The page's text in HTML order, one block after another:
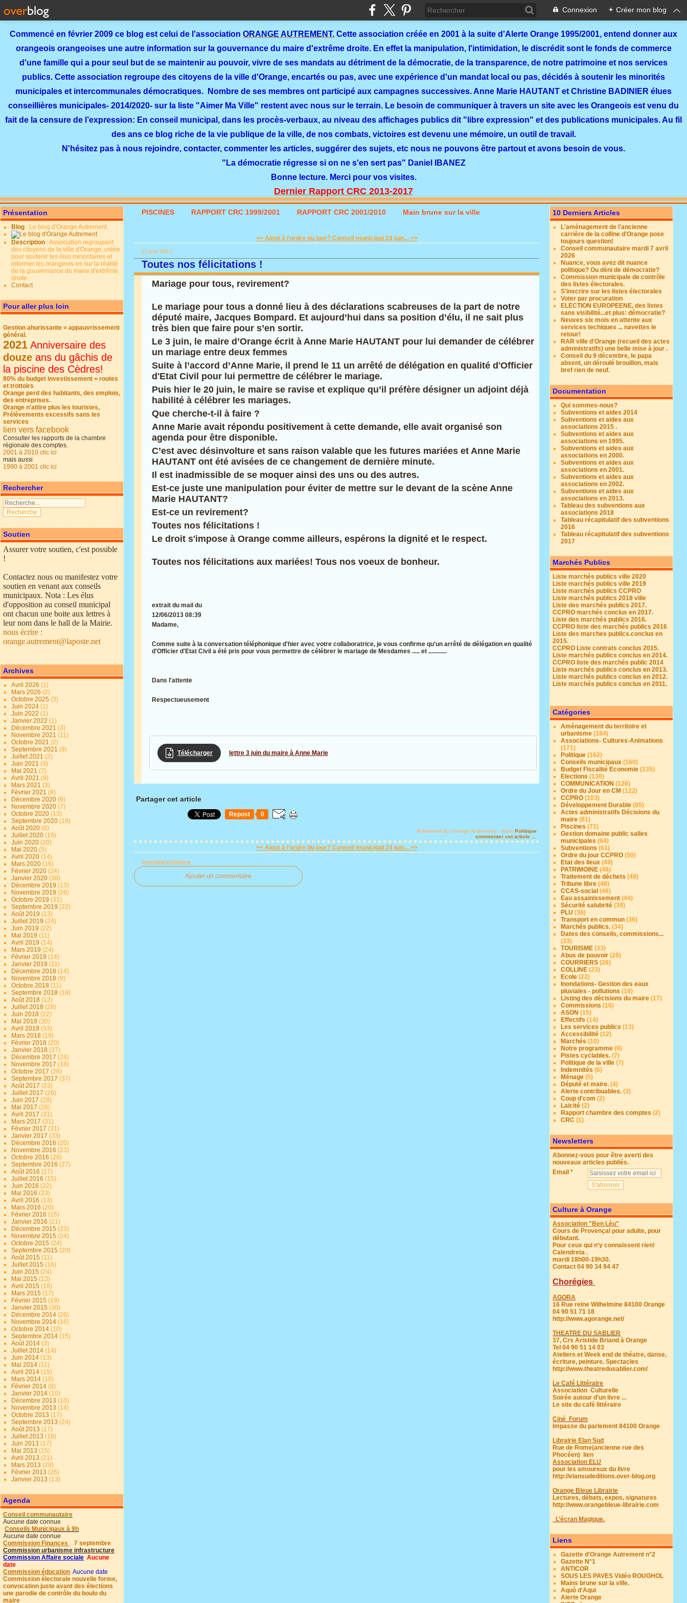
Connexion + Créer mon blog
Commencé en février 2009 ce blog est celui de l'association ORANGE AUTREMENT. Cette association créée en 2001 à la suite d'Alerte Orange 1995/2001, entend donner aux
orangeois orangeoises une autre information sur la gouvernance du maire d'extrême droite. En effet la manipulation, l'intimidation, le discrédit sont le fonds de commerce
d'une famille qui a pour seul but de se maintenir au pouvoir, vivre de ses mandats au détriment de la démocratie, de la transparence, de notre patrimoine et nos services
publics. Cette association regroupe des citoyens de la ville d'Orange, encartés ou pas, avec une expérience d'un mandat local ou pas, décidés à soutenir les minorités
municipales et intercommunales démocratiques. Nombre de ses membres ont participé aux campagnes successives. Anne Marie HAUTANT et Christine BADINIER élues
conseillières municipales- 2014/2020- sur la liste "Aimer Ma Ville" restent avec nous sur le terrain. Le besoin de communiquer à travers un site avec les Orangeois est venu du
fait de la censure de l’expression: En conseil municipal, dans les procès-verbaux, au niveau des affichages publics dit "libre expression" et des publications municipales. Au fil
des ans ce blog riche de la vie publique de la ville, de nos combats, victoires est devenu une mémoire, un outil de travail.
N'hésitez pas à nous rejoindre, contacter, commenter les articles, suggérer des sujets, etc nous ne pouvons être partout et avons besoin de vous.
"La démocratie régresse si on ne s'en sert pas" Daniel IBANEZ
Bonne lecture. Merci pour vos visites.
Dernier Rapport CRC 2013-2017
Présentation
Blog : Le blog d'Orange Autrement
Description : Association regroupant
des citoyens de la ville d'Orange, créée
pour soutenir les élus minoritaires et
informer les orangeois-es sur la réalité
de la gouvernance du maire d'extrême
droite.
Contact
Pour aller plus loin
Gestion ahurissante = appauvrissement
général.
2021 Anniversaire des
douze ans du gâchis de
la piscine des Cèdres!
80% du budget investissement = routes
et trottoirs
Orange perd des habitants, des emplois,
des entreprises.
Orange n'attire plus les touristes,
Prélèvements excessifs sans les
services
lien vers facebook
Consulter les rapports de la chambre
régionale des comptes.
2001 à 2010 clic ici
mais aussi
1990 à 2001 clic ici
Rechercher
Soutien
Assurer votre soutien, c'est possible
!
Contactez nous ou manifestez votre
soutien en venant aux conseils
municipaux. Nota : Les élus
d'opposition au conseil municipal
ont chacun une boite aux lettres à
leur nom dans le hall de la Mairie.
nous écrire :
orange.autrement@laposte.net
Archives
Avril 2026(1)
Mars 2026(2)
Octobre 2025(3)
Juin 2024(1)
Juin 2022(1)
Janvier 2022(1)
Décembre 2021(3)
Novembre 2021(11)
Octobre 2021(2)
Septembre 2021(9)
Juillet 2021(2)
Juin 2021(3)
Mai 2021(7)
Avril 2021(9)
Mars 2021(3)
Février 2021(8)
Décembre 2020(9)
Novembre 2020(7)
Octobre 2020(13)
Septembre 2020(18)
Août 2020(6)
Juillet 2020(19)
Juin 2020(20)
Mai 2020(5)
Avril 2020(14)
Mars 2020(16)
Février 2020(24)
Janvier 2020(38)
Décembre 2019(13)
Novembre 2019(26)
Octobre 2019(31)
Septembre 2019(22)
Août 2019(13)
Juillet 2019(24)
Juin 2019(22)
Mai 2019(11)
Avril 2019(14)
Mars 2019(24)
Février 2019(14)
Janvier 2019(11)
Décembre 2018(14)
Novembre 2018(9)
Octobre 2018(11)
Septembre 2018(18)
Août 2018(12)
Juillet 2018(28)
Juin 2018(22)
Mai 2018(30)
Avril 2018(33)
Mars 2018(19)
Février 2018(20)
Janvier 2018(37)
Décembre 2017(24)
Novembre 2017(18)
Octobre 2017(26)
Septembre 2017(37)
Août 2017(23)
Juillet 2017(26)
Juin 2017(28)
Mai 2017(26)
Avril 2017(31)
Mars 2017(31)
Février 2017(31)
Janvier 2017(33)
Décembre 2016(20)
Novembre 2016(23)
Octobre 2016(26)
Septembre 2016(27)
Août 2016(17)
Juillet 2016(15)
Juin 2016(22)
Mai 2016(23)
Avril 2016(13)
Mars 2016(20)
Février 2016(15)
Janvier 2016(21)
Décembre 2015(23)
Novembre 2015(24)
Octobre 2015(24)
Septembre 2015(20)
Août 2015(11)
Juillet 2015(16)
Juin 2015(24)
Mai 2015(13)
Avril 2015(18)
Mars 2015(17)
Février 2015(19)
Janvier 2015(30)
Décembre 2014(26)
Novembre 2014(16)
Octobre 2014(10)
Septembre 2014(15)
Août 2014(3)
Juillet 2014(14)
Juin 2014(13)
Mai 2014(11)
Avril 2014(15)
Mars 2014(10)
Février 2014(8)
Janvier 2014(10)
Décembre 2013(10)
Novembre 2013(14)
Octobre 2013(17)
Septembre 2013(24)
Août 2013(17)
Juillet 2013(18)
Juin 2013(17)
Mai 2013(15)
Avril 2013(21)
Mars 2013(28)
Février 2013(26)
Janvier 2013(13)
Agenda
Conseil communautaire
Aucune date connue
Conseils Municipaux à 9h
Aucune date connue
Commission Finances
7 septembre
Commission urbanisme infrastructure
Commission Affaire sociale Aucune
date
Commission éducation Aucune date
Commission électorale nouvelle forme,
convocation juste avant des élections
une parodie de contrôle du boulo du
maire
PISCINES RAPPORT CRC 1999/2001 RAPPORT CRC 2001/2010 Main brune sur la ville
<< Ajout à l'ordre du jour? Conseil municipal 24 juin... >>
21 juin 2013
Toutes nos félicitations !
Mariage pour tous, revirement?
Le mariage pour tous a donné lieu à des déclarations scabreuses de la part de notre
député maire, Jacques Bompard. Et aujourd’hui dans sa position d’élu, il ne sait plus
très bien que faire pour s’en sortir.
Le 3 juin, le maire d’Orange écrit à Anne Marie HAUTANT pour lui demander de célébrer
un mariage entre deux femmes
Suite à l’accord d’Anne Marie, il prend le 11 un arrêté de délégation en qualité d'Officier
d'Etat Civil pour lui permettre de célébrer le mariage.
Puis hier le 20 juin, le maire se ravise et explique qu’il préfère désigner un adjoint déjà
habilité à célébrer les mariages.
Que cherche-t-il à faire ?
Anne Marie avait répondu positivement à cette demande, elle avait organisé son
agenda pour être disponible.
C’est avec désinvolture et sans raison valable que les futures mariées et Anne Marie
HAUTANT ont été avisées de ce changement de dernière minute.
Il est inadmissible de se moquer ainsi des uns ou des autres.
Est-ce juste une manipulation pour éviter de mettre sur le devant de la scène Anne
Marie HAUTANT?
Est-ce un revirement?
Toutes nos félicitations !
Le droit s'impose à Orange comme ailleurs, espérons la dignité et le respect.
Toutes nos félicitations aux mariées! Tous nos voeux de bonheur.
extrait du mail du
12/06/2013 08:39
Madame,
Comme suite à la conversation téléphonique d'hier avec votre collaboratrice, je vous confirme qu'un arrêté de délégation en qualité
d'Officier d'Etat Civil a été pris pour vous permettre de célébrer le mariage de Mesdames ..... et ............
Dans l'attente
Respectueusement
Télécharger lettre 3 juin du maire à Anne Marie
Partager cet article
Repost 0
Published by Orange Autrement - dansPolitique
commenter cet article
<< Ajout à l'ordre du jour? Conseil municipal 24 juin... >>
commentaires
Ajouter un commentaire
10 Derniers Articles
L'aménagement de l'ancienne
carrière de la colline d'Orange pose
toujours question!
Conseil communautaire mardi 7 avril
2026
Nuance, vous avez dit nuance
politique? Ou déni de démocratie?
Commission municipale de contrôle
des listes électorales.
S'inscrire sur les listes électorales
Voter par procuration
ELECTION EUROPEENE, des listes
sans visibilité...et plus: démocratie?
Neuves six mois en attente aux
services techiques ... navettes le
retour!
RAR ville d'Orange (recueil des actes
administratifs) une belle mise à jour .
Conseil du 9 décembre, le papa
absent, un déroulé brouillon, mais
bref rien de neuf.
Documentation
Qui sommes-nous?
Subventions et aides 2014
Subventions et aides aux
associations 2015 .
Subventions et aides aux
associations en 1995.
Subventions et aides aux
associations en 2000.
Subventions et aides aux
associations en 2001.
Subventions et aides aux
associations en 2002.
Subventions et aides aux
associations en 2013.
Tableau des subventions aux
associations 2018
Tableau récapitulatif des subventions
2016
Tableau récapitulatif des subventions
2017
Marchés Publics
Liste marchés publics ville 2020
Liste marchés publics ville 2019
Liste marchés publics CCPRO
Liste marchés publics 2018 ville
Liste des marchés publics 2017.
CCPRO marchés conclus en 2017.
Liste des marchés publics 2016.
CCPRO liste des marchés publics 2016
Liste des marches publics.conclus en
2015.
CCPRO Liste contrats conclus 2015.
Liste marchés publics conclus en 2014.
CCPRO liste des marchés public 2014
Liste marchés publics conclus en 2013.
Liste marchés publics conclus en 2012.
Liste marchés publics conclus en 2011.
Catégories
Aménagement du territoire et
urbanisme (184)
Associations- Cultures-Animations
(171)
Politique (162)
Conseils municipaux (160)
Budget Fiscalité Economie (135)
Elections (130)
COMMUNICATION (126)
Ordre du Jour en CM (122)
CCPRO (103)
Développement Durable (85)
Actes administratifs Décisions du
maire (81)
Piscines (71)
Gestion domaine public salles
municipales (64)
Subventions (61)
Ordre du jour CCPRO (50)
Etat des lieux (49)
PATRIMOINE (48)
Traitement de déchets (48)
Tribune libre (48)
CCAS-social (46)
Eau assainissement (44)
Sécurité salubrité (39)
PLU (38)
Transport en commun (36)
Marchés publics. (34)
Dates des conseils, commissions...
(33)
TOURISME (33)
Abus de pouvoir (28)
COURRIERS (26)
COLLINE (23)
Ecole (22)
Inondations- Gestion des eaux
pluviales - pollutions (18)
Listing des décisions du maire (17)
Commissions (16)
ASON (15)
Effectifs (14)
Les services publics (13)
Accessibilité (12)
Marchés (10)
Notre programme (9)
Pistes cyclables. (7)
Politique de la ville (7)
Indemnités (6)
Ménage (5)
Député et maire. (4)
Alerte contribuables. (3)
Coup d'com (2)
Laïcité (2)
Rapport chambre des comptes (2)
CRC (1)
Newsletters
Abonnez-vous pour être averti des
nouveaux articles publiés.
Email
Culture à Orange
Association "Ben Lèu"
Cours de Provençal pour adulte, pour
débutant.
Pour ceux qui n'y connaissent rien!
Calendreta .
mardi 18h00-19h30.
Contact 04 90 34 94 47
Chorégies
AGORA
16 Rue reine Wilhelmine 84100 Orange
04 90 51 71 18
http://www.agorange.net/
THEATRE DU SABLIER
37, Crs Aristide Briand à Orange
Tel 04 90 51 14 03
Ateliers et Week end de théatre, danse,
écriture, peinture. Spectacles
http://www.theatredusablier.com/
Le Café Littéraire
Association Culturelle
Soirée autour d'un livre ...
Le site du café littéraire
Ciné Forum
Impasse du parlement 84100 Orange
Librairie Elan Sud
Rue de Rome(ancienne rue des
Phocéen)
lien
Association ELU
pour les amoureux du livre
http://elansudeditions.over-blog.org
Orange Bleue Librairie
Lectures, débats, expos, signatures
http://www.orangebleue-librairie.com
L’écran Magique.
Liens
Gazette d'Orange Autrement n°2
Gazette N°1
ANTICOR
SOUS LES PAVES Vidéo ROUGHOL
Mains brune sur la ville.
Aquò d'Aqui
Alerte Orange